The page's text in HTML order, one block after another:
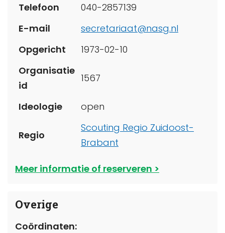
Telefoon
040-2857139
E-mail
secretariaat@nasg.nl
Opgericht
1973-02-10
Organisatie
id
1567
Ideologie open
Regio
Scouting Regio Zuidoost-
Brabant
Meer informatie of reserveren
Overige
Coördinaten: